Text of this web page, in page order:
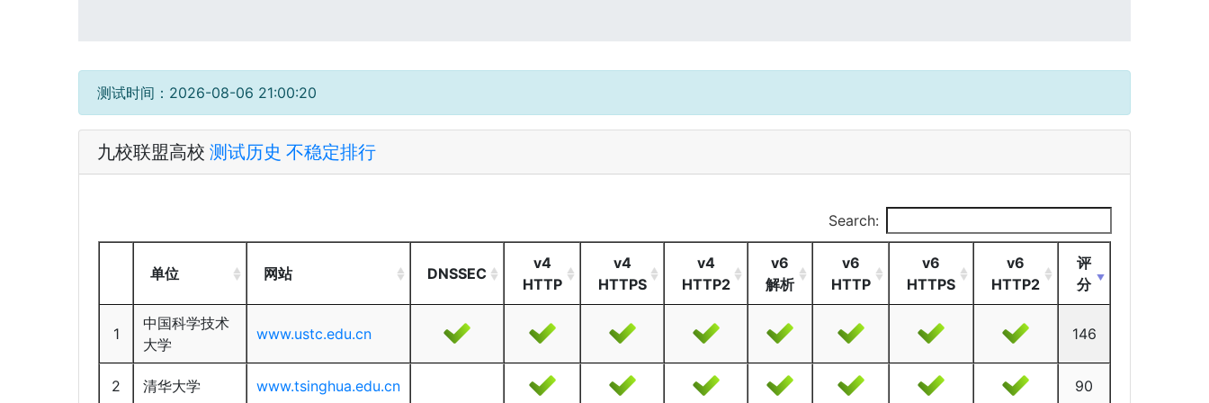
测试时间： 2026-08-06 21:00:20
九校联盟高校 测试历史 不稳定排行
Search:
单位 网站 DNSSEC
v4
HTTP
v4
HTTPS
v4
HTTP2
v6
解析
v6
HTTP
v6
HTTPS
v6
HTTP2
评
分
1
中国科学技术
大学
www.ustc.edu.cn 146
2 清华大学 www.tsinghua.edu.cn 90